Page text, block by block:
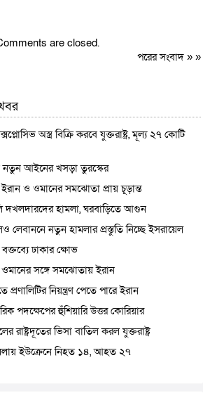
are closed.
পরের সংবাদ» »
অস্ত্র বিক্রি করবে যুক্তরাষ্ট্র, মূল্য ২৭ কোটি
নতুন আইনের খসড়া তুরস্কের
ও ওমানের সমঝোতা প্রায় চূড়ান্ত
দখলদারদের হামলা, ঘরবাড়িতে আগুন
নতুন হামলার প্রস্তুতি নিচ্ছে ইসরায়েল
বক্তব্যে ঢাকার ক্ষোভ
সঙ্গে সমঝোতায় ইরান
প্রণালিটির নিয়ন্ত্রণ পেতে পারে ইরান
পদক্ষেপের হুঁশিয়ারি উত্তর কোরিয়ার
রাষ্ট্রদূতের ভিসা বাতিল করল যুক্তরাষ্ট্র
ইউক্রেনে নিহত ১৪, আহত ২৭